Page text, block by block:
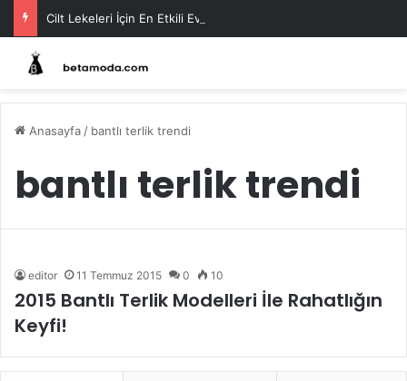
Cilt Lekeleri İçin En Etkili Ev Maskeleri
Anasayfa / bantlı terlik trendi
bantlı terlik trendi
editor 11 Temmuz 2015 0 10
2015 Bantlı Terlik Modelleri İle Rahatlığın
Keyfi!